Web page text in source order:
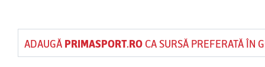
ADAUGĂ PRIMASPORT.ROCA SURSĂ PREFERATĂ ÎN